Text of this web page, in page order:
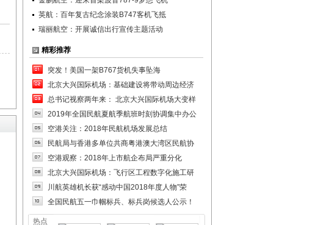
英航：百年复古纪念涂装B747客机飞抵
瑞丽航空：开展诚信出行宣传主题活动
精彩推荐
突发！美国一架B767货机失事坠海
北京大兴国际机场：基础建设将带动周边经济
总书记视察两年来： 北京大兴国际机场大变样
2019年全国民航夏航季航班时刻协调集中办公
空港关注：2018年民航机场发展总结
民航局与香港多单位共商粤港澳大湾区民航协
空港观察：2018年上市航企布局严重分化
北京大兴国际机场：飞行区工程数字化施工研
川航英雄机长获“感动中国2018年度人物”荣
全国民航五一巾帼标兵、标兵岗候选人公示！
热点